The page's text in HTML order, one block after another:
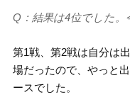
Q：結果は4位でした。
第1戦、第2戦は自分は
場だったので、やっと
ースでした。